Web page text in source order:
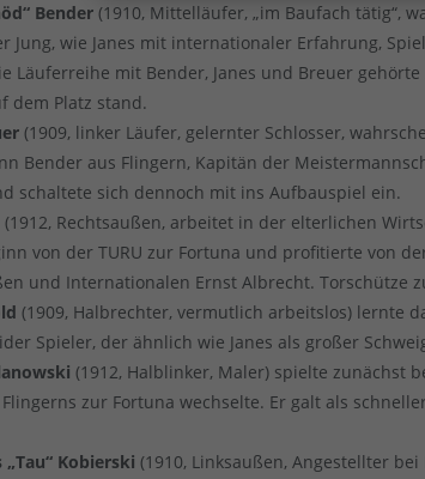
Bender (1910, Mittelläufer, „im Baufach tätig“,
Jung, wie Janes mit internationaler Erfahrung,
Läuferreihe mit Bender, Janes und Breuer
dem Platz stand.
(1909, linker Läufer, gelernter Schlosser,
Bender aus Flingern, Kapitän der
schaltete sich dennoch mit ins Aufbauspiel ein.
(1912, Rechtsaußen, arbeitet in der elterlichen
von der TURU zur Fortuna und profitierte von
und Internationalen Ernst Albrecht. Torschütze
(1909, Halbrechter, vermutlich arbeitslos) lernte
Spieler, der ähnlich wie Janes als großer
(1912, Halblinker, Maler) spielte zunächst
zur Fortuna wechselte. Er galt als
„Tau“ Kobierski (1910, Linksaußen, Angestellter